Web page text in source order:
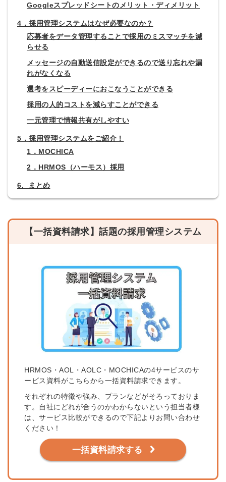
Googleスプレッドシートのメリット・ディメリット
4．採用管理システムはなぜ必要なのか？
応募者をデータ管理することで採用のミスマッチを減
らせる
メッセージの自動送信設定ができるので送り忘れや漏
れがなくなる
選考をスピーディーにおこなうことができる
採用の人的コストを減らすことができる
一元管理で情報共有がしやすい
5．採用管理システムをご紹介！
1．MOCHICA
2．HRMOS（ハーモス）採用
6. まとめ
【一括資料請求】話題の採用管理システム
HRMOS・AOL・AOLC・MOCHICAの4サービスのサ
ービス資料がこちらから一括資料請求できます。
それぞれの特徴や強み、プランなどがそろっておりま
す。自社にどれが合うのかわからないという担当者様
は、サービス比較ができるので下記よりお問い合わせ
ください！
一括資料請求する